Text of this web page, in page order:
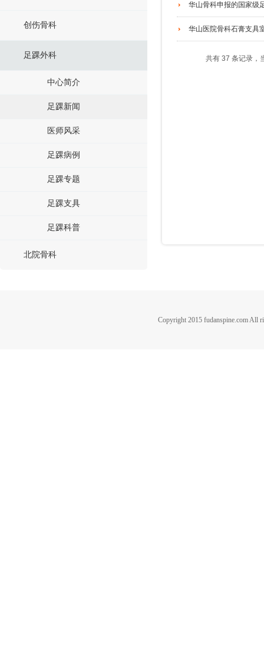
创伤骨科
足踝外科
中心简介
足踝新闻
医师风采
足踝病例
足踝专题
足踝支具
足踝科普
北院骨科
华山骨科申报的国家级
华山医院骨科石膏支具
共有 37 条记录，
Copyright 2015 fudanspine.com